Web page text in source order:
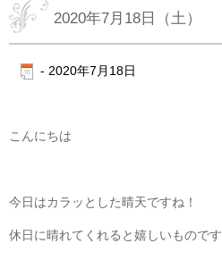
2020年7月18日（土）
- 2020年7月18日
こんにちは
今日はカラッとした晴天ですね！
休日に晴れてくれると嬉しいものです